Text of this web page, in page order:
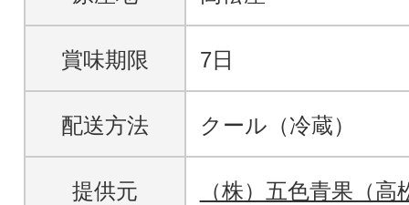
賞味期限 7日
配送方法 クール（冷蔵）
提供元 （株）五色青果（高